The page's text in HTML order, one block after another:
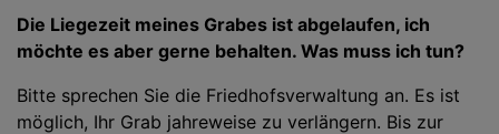
Die Liegezeit meines Grabes ist abgelaufen, ich
möchte es aber gerne behalten. Was muss ich tun?
Bitte sprechen Sie die Friedhofsverwaltung an. Es ist
möglich, Ihr Grab jahreweise zu verlängern. Bis zur